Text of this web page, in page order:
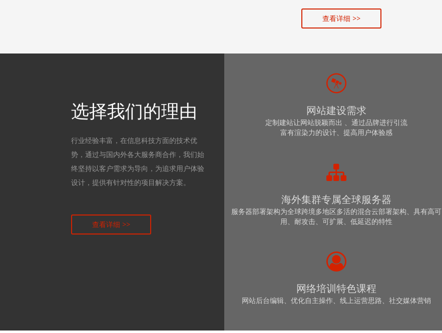
查看详细 >>
选择我们的理由
行业经验丰富，在信息科技方面的技术优
势，通过与国内外各大服务商合作，我们始
终坚持以客户需求为导向，为追求用户体验
设计，提供有针对性的项目解决方案。
查看详细 >>
网站建设需求
定制建站让网站脱颖而出 、通过品牌进行引流
富有渲染力的设计、提高用户体验感
海外集群专属全球服务器
服务器部署架构为全球跨境多地区多活的混合云部署架构、具有高可
用、耐攻击、可扩展、低延迟的特性
网络培训特色课程
网站后台编辑、优化自主操作、线上运营思路、社交媒体营销